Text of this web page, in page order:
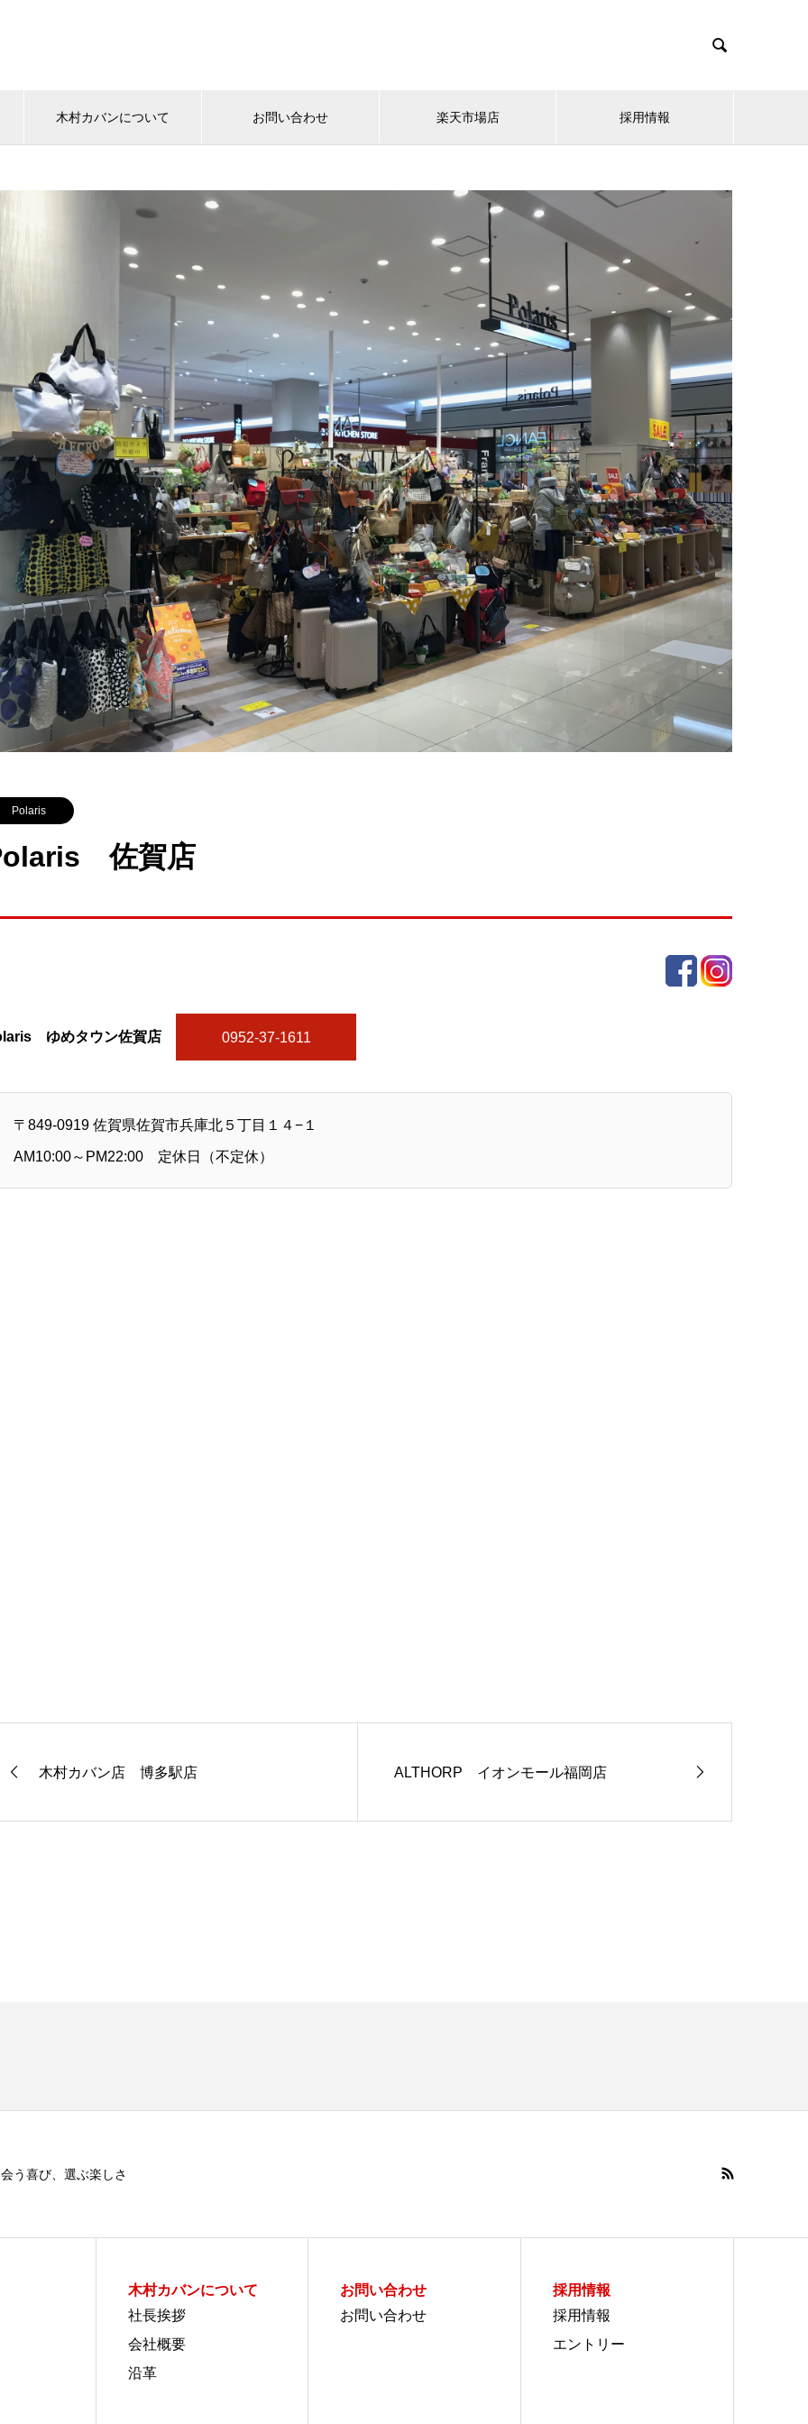

木村カバンについて お問い合わせ 楽天市場店 採用情報
Polaris
佐賀店
ゆめタウン佐賀店 0952-37-1611
〒849-0919 佐賀県佐賀市兵庫北５丁目１４−１
AM10:00～PM22:00 定休日（不定休）
木村カバン店 博多駅店 ALTHORP イオンモール福岡店
う喜び、選ぶ楽しさ
木村カバンについて
社長挨拶
会社概要
沿革
お問い合わせ
お問い合わせ
採用情報
採用情報
エントリー